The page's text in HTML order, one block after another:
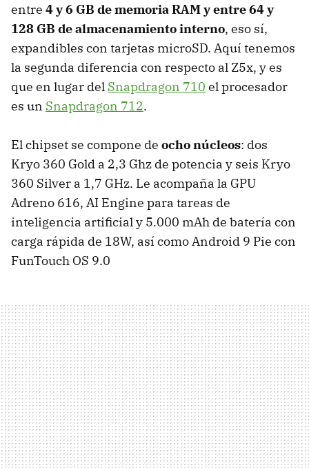
entre 4 y 6 GB de memoria RAM y entre 64 y
128 GB de almacenamiento interno, eso sí,
expandibles con tarjetas microSD. Aquí tenemos
la segunda diferencia con respecto al Z5x, y es
que en lugar del Snapdragon 710 el procesador
es un Snapdragon 712.
El chipset se compone de ocho núcleos: dos
Kryo 360 Gold a 2,3 Ghz de potencia y seis Kryo
360 Silver a 1,7 GHz. Le acompaña la GPU
Adreno 616, AI Engine para tareas de
inteligencia artificial y 5.000 mAh de batería con
carga rápida de 18W, así como Android 9 Pie con
FunTouch OS 9.0